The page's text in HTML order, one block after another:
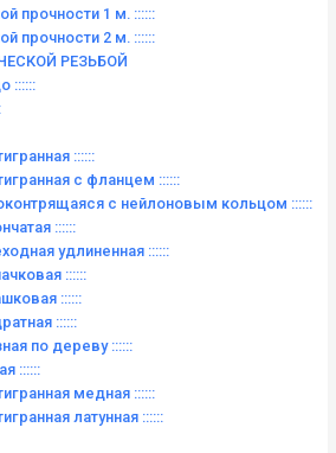
прочности 1 м. ::::::
прочности 2 м. ::::::
РЕЗЬБОЙ
::::::
::::::
с фланцем ::::::
с нейлоновым кольцом ::::::
::::::
удлиненная ::::::
::::::
::::::
::::::
по дереву ::::::
::::::
медная ::::::
латунная ::::::